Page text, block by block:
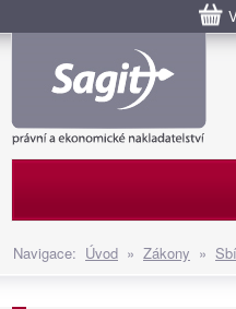
Navigace: Úvod » Zákony »